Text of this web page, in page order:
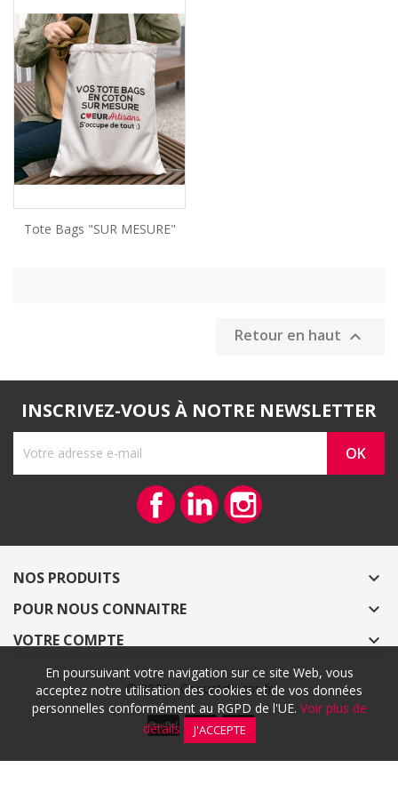
Tote Bags "SUR MESURE"
Retour en haut 
INSCRIVEZ-VOUS À NOTRE NEWSLETTER
FacebookVimeo
NOS PRODUITS 
POUR NOUS CONNAITRE 
VOTRE COMPTE 
En poursuivant votre navigation sur ce site Web, vous
acceptez notre utilisation des cookies et de vos données
personnelles conformément au RGPD de l'UE. Voir plus de
détails
J'ACCEPTE
© 2026 - CoeurArtisans.fr